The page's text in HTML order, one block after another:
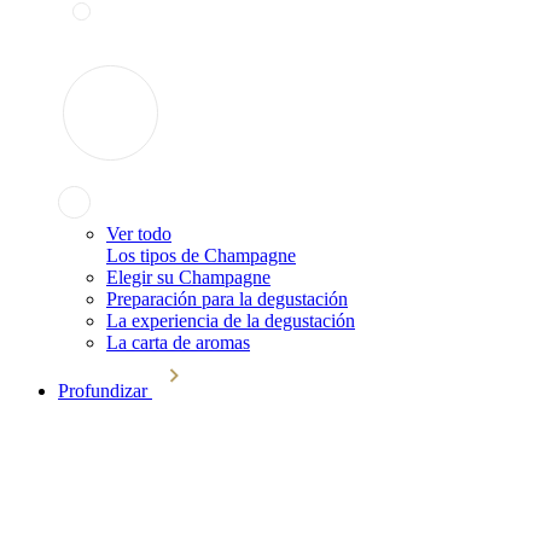
Ver todo
Los tipos de Champagne
Elegir su Champagne
Preparación para la degustación
La experiencia de la degustación
La carta de aromas
Profundizar